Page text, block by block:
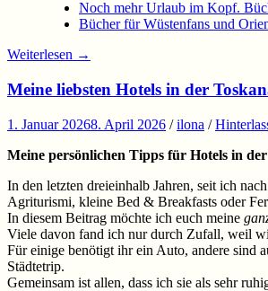
Noch mehr Urlaub im Kopf.
Bücher für Wüstenfans und
Weiterlesen →
Meine liebsten Hotels in der
1. Januar 20268. April 2026 /ilona /
Meine persönlichen Tipps für Hotels in
In den letzten dreieinhalb Jahren, seit ich
Agriturismi, kleine Bed & Breakfasts oder
In diesem Beitrag möchte ich euch meine
Viele davon fand ich nur durch Zufall, weil
Für einige benötigt ihr ein Auto, andere sind
Städtetrip.
Gemeinsam ist allen, dass ich sie als sehr